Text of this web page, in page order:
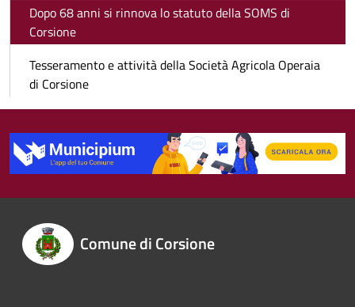
Dopo 68 anni si rinnova lo statuto della SOMS di
Corsione
Tesseramento e attività della Società Agricola Operaia
di Corsione
Comune di Corsione